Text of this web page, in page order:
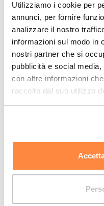
Utilizziamo i cookie per
annunci, per fornire
analizzare il nostro
informazioni sul modo in
nostri partner che si
pubblicità e social
con altre informazioni
raccolto dal suo utilizzo
Nome*
Cognome
Telefono*